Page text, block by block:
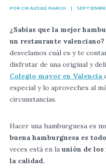
POR CM AUSIAS MARCH
¿Sabías que la mejor
un restaurante valenciano?
desvelamos cuál es y te
disfrutar de una original y
Colegio mayor en Valencia
especial y lo aproveches al
circunstancias.
Hacer una hamburguesa es
buena hamburguesa es
veces está en la unión de
la calidad.